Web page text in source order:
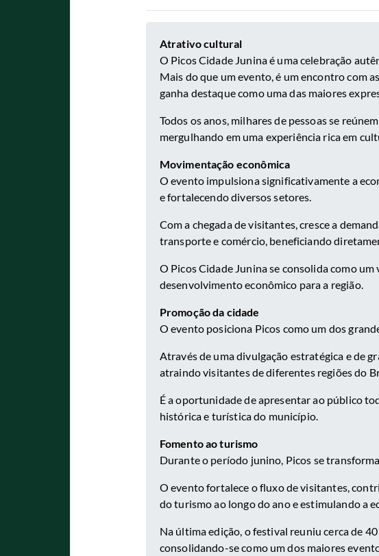
Atrativo cultural
O Picos Cidade Junina é uma celebração
Mais do que um evento, é um encontro com
ganha destaque como uma das maiores
Todos os anos, milhares de pessoas se
mergulhando em uma experiência rica em
Movimentação econômica
O evento impulsiona significativamente a
e fortalecendo diversos setores.
Com a chegada de visitantes, cresce a
transporte e comércio, beneficiando
O Picos Cidade Junina se consolida como
desenvolvimento econômico para a região.
Promoção da cidade
O evento posiciona Picos como um dos
Através de uma divulgação estratégica e de
atraindo visitantes de diferentes regiões do
É a oportunidade de apresentar ao público
histórica e turística do município.
Fomento ao turismo
Durante o período junino, Picos se
O evento fortalece o fluxo de visitantes,
do turismo ao longo do ano e estimulando a
Na última edição, o festival reuniu cerca de
consolidando-se como um dos maiores